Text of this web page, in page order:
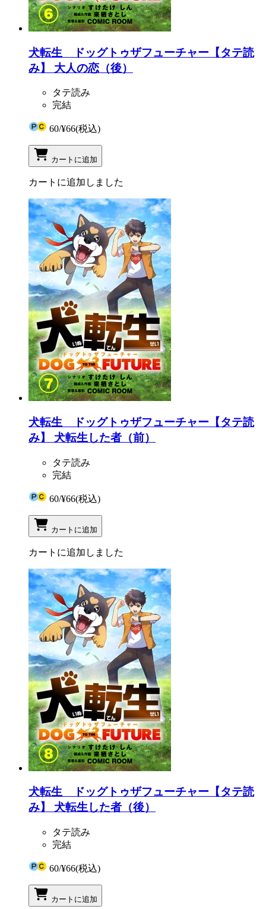
犬転生 ドッグトゥザフューチャー【タテ読
み】 大人の恋（後）
タテ読み
完結
60/¥66(税込)
カートに追加
カートに追加しました
犬転生 ドッグトゥザフューチャー【タテ読
み】 犬転生した者（前）
タテ読み
完結
60/¥66(税込)
カートに追加
カートに追加しました
犬転生 ドッグトゥザフューチャー【タテ読
み】 犬転生した者（後）
タテ読み
完結
60/¥66(税込)
カートに追加